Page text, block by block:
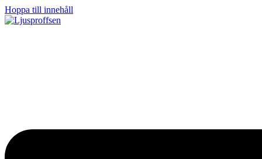
Hoppa till innehåll